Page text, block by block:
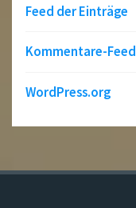
Feed der Einträge
Kommentare-Feed
WordPress.org